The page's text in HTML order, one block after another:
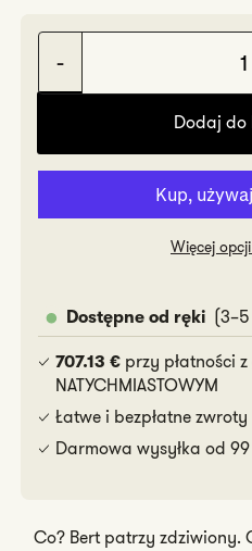
Dodaj do
Bert
Więcej
Dostępne od ręki
707.13 € przy płatności
NATYCHMIASTOWYM
Łatwe i bezpłatne zwroty
Darmowa wysyłka od
Co? Bert patrzy zdziwiony.